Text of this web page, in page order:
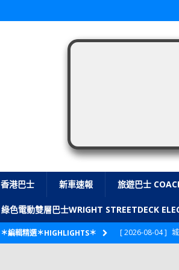
香港巴士 新車速報 旅遊巴士
綠色電動雙層巴士WRIGHT STREETDECK
＊編輯精選＊HIGHLIGHTS＊ [ 2026-08-04 ]